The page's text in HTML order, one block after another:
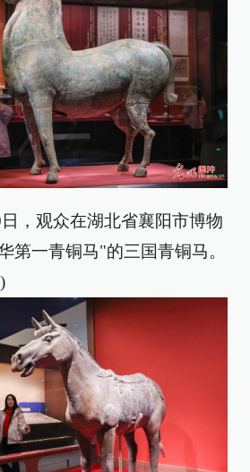
观众在湖北省襄阳市博物
第一青铜马"的三国青铜马。
)